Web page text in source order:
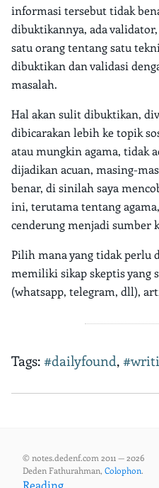
informasi tersebut tidak
dibuktikannya, ada
satu orang tentang satu
dibuktikan dan validasi
masalah.
Hal akan sulit dibuktikan,
dibicarakan lebih ke topik
atau mungkin agama, tidak
dijadikan acuan, masing-
benar, di sinilah saya
ini, terutama tentang
cenderung menjadi sumber
Pilih mana yang tidak perlu
memiliki sikap skeptis yang
(whatsapp, telegram, dll),
Tags:#dailyfound,
© notes.dedenf.com 2011 — 2026
Deden Fathurahman, Colophon.
Reading